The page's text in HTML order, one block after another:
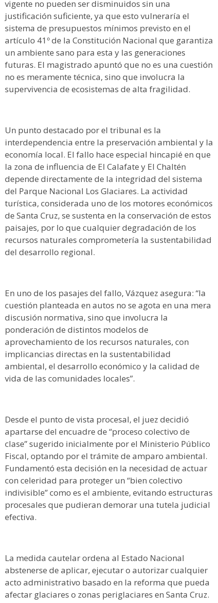
vigente no pueden ser disminuidos sin una
justificación suficiente, ya que esto vulneraría el
sistema de presupuestos mínimos previsto en el
artículo 41º de la Constitución Nacional que garantiza
un ambiente sano para esta y las generaciones
futuras. El magistrado apuntó que no es una cuestión
no es meramente técnica, sino que involucra la
supervivencia de ecosistemas de alta fragilidad.
Un punto destacado por el tribunal es la
interdependencia entre la preservación ambiental y la
economía local. El fallo hace especial hincapié en que
la zona de influencia de El Calafate y El Chaltén
depende directamente de la integridad del sistema
del Parque Nacional Los Glaciares. La actividad
turística, considerada uno de los motores económicos
de Santa Cruz, se sustenta en la conservación de estos
paisajes, por lo que cualquier degradación de los
recursos naturales comprometería la sustentabilidad
del desarrollo regional.
En uno de los pasajes del fallo, Vázquez asegura: “la
cuestión planteada en autos no se agota en una mera
discusión normativa, sino que involucra la
ponderación de distintos modelos de
aprovechamiento de los recursos naturales, con
implicancias directas en la sustentabilidad
ambiental, el desarrollo económico y la calidad de
vida de las comunidades locales”.
Desde el punto de vista procesal, el juez decidió
apartarse del encuadre de “proceso colectivo de
clase” sugerido inicialmente por el Ministerio Público
Fiscal, optando por el trámite de amparo ambiental.
Fundamentó esta decisión en la necesidad de actuar
con celeridad para proteger un “bien colectivo
indivisible” como es el ambiente, evitando estructuras
procesales que pudieran demorar una tutela judicial
efectiva.
La medida cautelar ordena al Estado Nacional
abstenerse de aplicar, ejecutar o autorizar cualquier
acto administrativo basado en la reforma que pueda
afectar glaciares o zonas periglaciares en Santa Cruz.